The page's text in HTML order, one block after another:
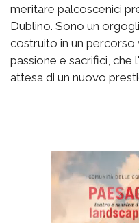
meritare palcoscenici
Dublino. Sono un
costruito in un
passione e sacrifici, che
attesa di un nuovo